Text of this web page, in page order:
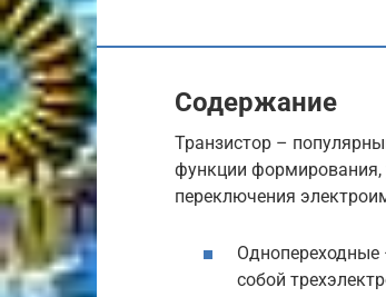
Содержание
Транзистор –
функции формирования,
переключения
собой